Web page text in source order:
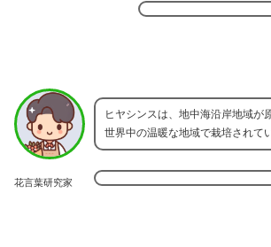
花言葉研究家
ヒヤシンスは、地中海沿岸地域が
世界中の温暖な地域で栽培されて